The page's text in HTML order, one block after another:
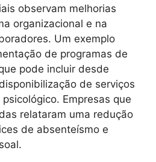
observam melhorias
organizacional e na
Um exemplo
de programas de
pode incluir desde
de serviços
Empresas que
relataram uma redução
de absenteísmo e